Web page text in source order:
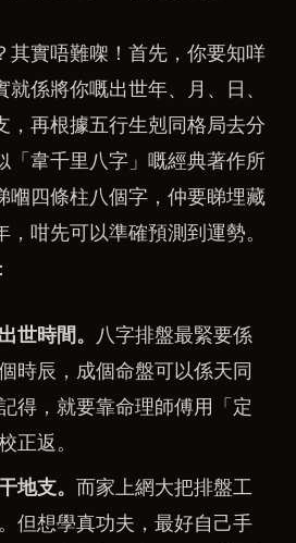
其實唔難㗎！首先，你要知咩
係將你嘅出世年、月、日、
，再根據五行生剋同格局去分
「韋千里八字」嘅經典著作所
嗰四條柱八個字，仲要睇埋藏
咁先可以準確預測到運勢。
世時間。 八字排盤最緊要係
時辰，成個命盤可以係天同
得，就要靠命理師傅用「定
正返。
地支。 而家上網大把排盤工
但想學真功夫，最好自己手